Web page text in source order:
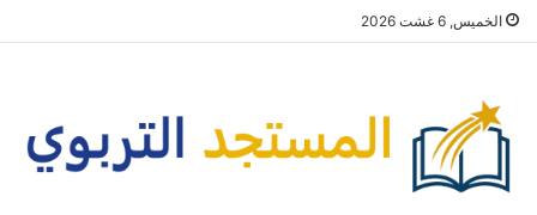
الخميس, 6 غشت 2026